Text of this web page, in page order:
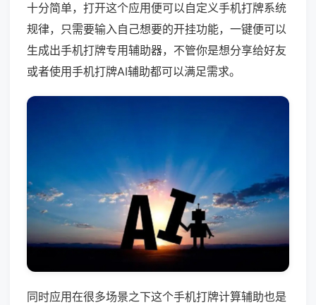
十分简单，打开这个应用便可以自定义手机打牌系统
规律，只需要输入自己想要的开挂功能，一键便可以
生成出手机打牌专用辅助器，不管你是想分享给好友
或者使用手机打牌AI辅助都可以满足需求。
同时应用在很多场景之下这个手机打牌计算辅助也是